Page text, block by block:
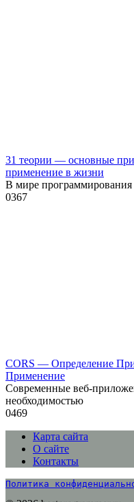
31 теории — основные
применение в жизни
В мире программирования
0367
CORS — Определение
Применение
Современные веб-
необходимостью
0469
Карта сайта
О сайте
Контакты
Политика